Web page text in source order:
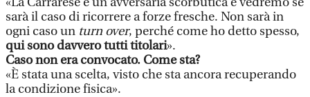
sarà il caso di ricorrere a forze fresche. Non sarà in
ogni caso un turn over, perché come ho detto spesso,
qui sono davvero tutti titolari».
Caso non era convocato. Come sta?
«È stata una scelta, visto che sta ancora recuperando
la condizione fisica».